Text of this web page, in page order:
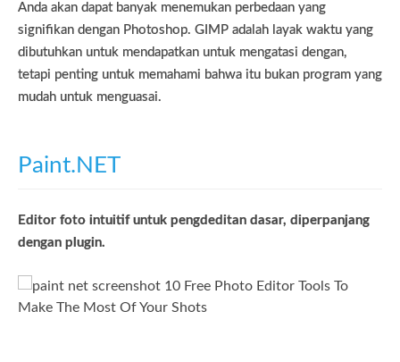
Anda akan dapat banyak menemukan perbedaan yang
signifikan dengan Photoshop. GIMP adalah layak waktu yang
dibutuhkan untuk mendapatkan untuk mengatasi dengan,
tetapi penting untuk memahami bahwa itu bukan program yang
mudah untuk menguasai.
Paint.NET
Editor foto intuitif untuk pengdeditan dasar, diperpanjang
dengan plugin.